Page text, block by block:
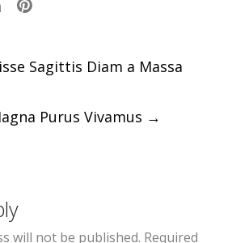
Sagittis Diam a Massa
Purus Vivamus →
will not be published. Required